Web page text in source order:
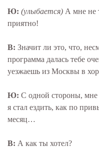
Ю: (улыбается) А мне не
приятно!
В: Значит ли это, что,
программа далась тебе
уезжаешь из Москвы в
Ю: С одной стороны, мне
я стал ездить, как по
месяц…
В: А как ты хотел?